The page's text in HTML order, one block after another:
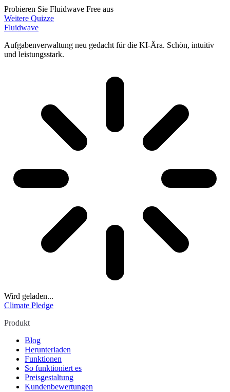
Probieren Sie Fluidwave Free aus
Weitere Quizze
Fluidwave
Aufgabenverwaltung neu gedacht für die KI-Ära. Schön, intuitiv
und leistungsstark.
Wird geladen...
Climate Pledge
Produkt
Blog
Herunterladen
Funktionen
So funktioniert es
Preisgestaltung
Kundenbewertungen